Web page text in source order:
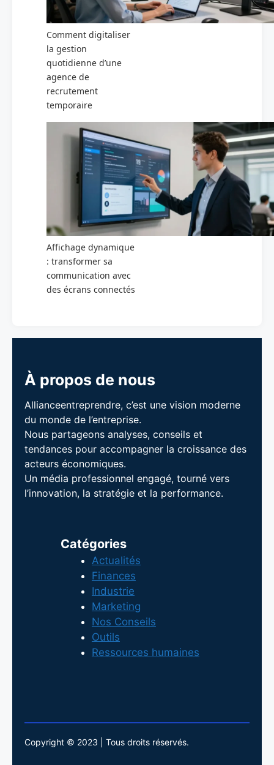
Comment digitaliser
la gestion
quotidienne d’une
agence de
recrutement
temporaire
Affichage dynamique
: transformer sa
communication avec
des écrans connectés
À propos de nous
Allianceentreprendre, c’est une vision moderne
du monde de l’entreprise.
Nous partageons analyses, conseils et
tendances pour accompagner la croissance des
acteurs économiques.
Un média professionnel engagé, tourné vers
l’innovation, la stratégie et la performance.
Catégories
Actualités
Finances
Industrie
Marketing
Nos Conseils
Outils
Ressources humaines
Copyright © 2023 | Tous droits réservés.